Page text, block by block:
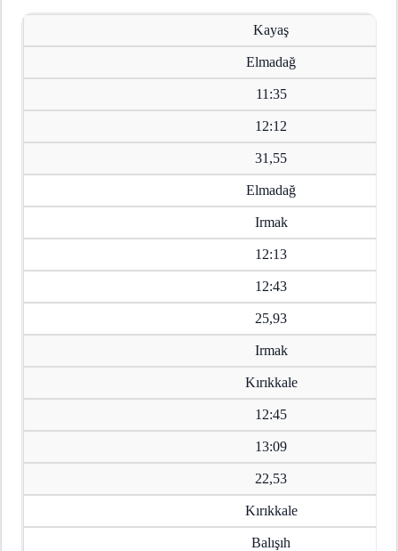
Kayaş
Elmadağ
11:35
12:12
31,55
Elmadağ
Irmak
12:13
12:43
25,93
Irmak
Kırıkkale
12:45
13:09
22,53
Kırıkkale
Balışıh